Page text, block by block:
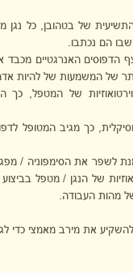
של בטהובן, כל נגן
הם נכתבו.
הדפוסים האנרגטיים
של המשמעות של להיות
של המטפל,
כך מגיב המטופל
לשפר את הסימפוניה /
של הנגן / מטפל
מהות העבודה.
את מירב מאמצי כדי